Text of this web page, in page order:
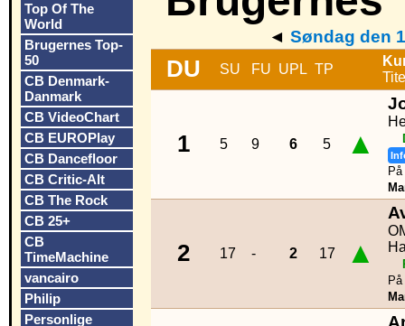
Top Of The
World
Brugernes Top-
50
CB Denmark-
Danmark
CB VideoChart
CB EUROPlay
CB Dancefloor
CB Critic-Alt
CB The Rock
CB 25+
CB
TimeMachine
vancairo
Philip
Personlige
◄ Søndag den
DU SU FU UPL TP
1 5 9 6 5 ▲
2 17 - 2 17 ▲